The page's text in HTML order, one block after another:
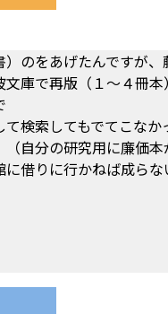
のをあげたんですが
庫で再版（１～４冊
て検索してもでてこな
（自分の研究用に廉価
に借りに行かねば成ら